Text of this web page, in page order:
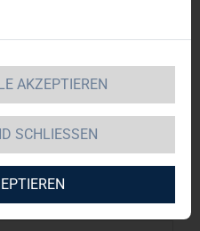
Aufsichtsrat
Prüfungsausschuss
Personalausschuss
AKZEPTIEREN
SCHLIESSEN